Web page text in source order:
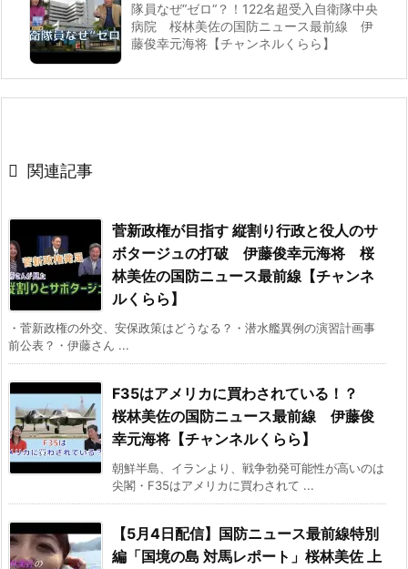
隊員なぜ“ゼロ“？！122名超受入自衛隊中央
病院 桜林美佐の国防ニュース最前線 伊
藤俊幸元海将【チャンネルくらら】
 関連記事
菅新政権が目指す 縦割り行政と役人のサ
ボタージュの打破 伊藤俊幸元海将 桜
林美佐の国防ニュース最前線【チャンネ
ルくらら】
・菅新政権の外交、安保政策はどうなる？・潜水艦異例の演習計画事
前公表？・伊藤さん ...
F35はアメリカに買わされている！？
桜林美佐の国防ニュース最前線 伊藤俊
幸元海将【チャンネルくらら】
朝鮮半島、イランより、戦争勃発可能性が高いのは
尖閣・F35はアメリカに買わされて ...
【5月4日配信】国防ニュース最前線特別
編「国境の島 対馬レポート」桜林美佐 上